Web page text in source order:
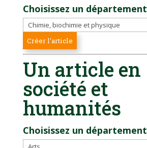
Choisissez un département
Un article en
société et
humanités
Choisissez un département